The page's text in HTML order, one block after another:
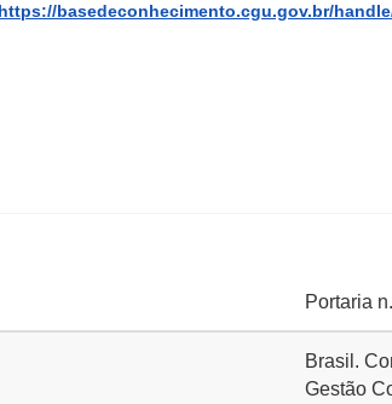
https://basedeconhecimento.cgu.gov.br/
Portaria
Brasil.
Gestão